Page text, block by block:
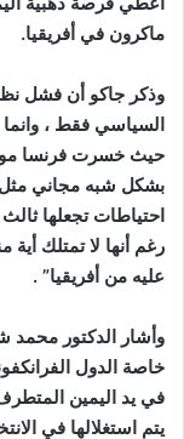
ماكرون في أفريقيا.
وذكر جاكو أن فشل
السياسي فقط ،
حيث خسرت فرنسا
بشكل شبه مجاني مثل
احتياطات تجعلها
رغم أنها لا تمتلك
عليه من أفريقيا” .
وأشار الدكتور محمد
خاصة الدول
في يد اليمين
يتم استغلالها في